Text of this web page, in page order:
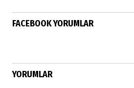
FACEBOOK YORUMLAR
YORUMLAR